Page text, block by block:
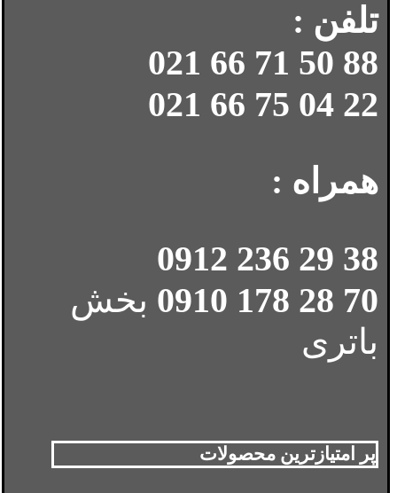
تلفن :
88 50 71 66 021
22 04 75 66 021
همراه :
38 29 236 0912
70 28 178 0910
بخش
باتری
پر امتیازترین محصولات